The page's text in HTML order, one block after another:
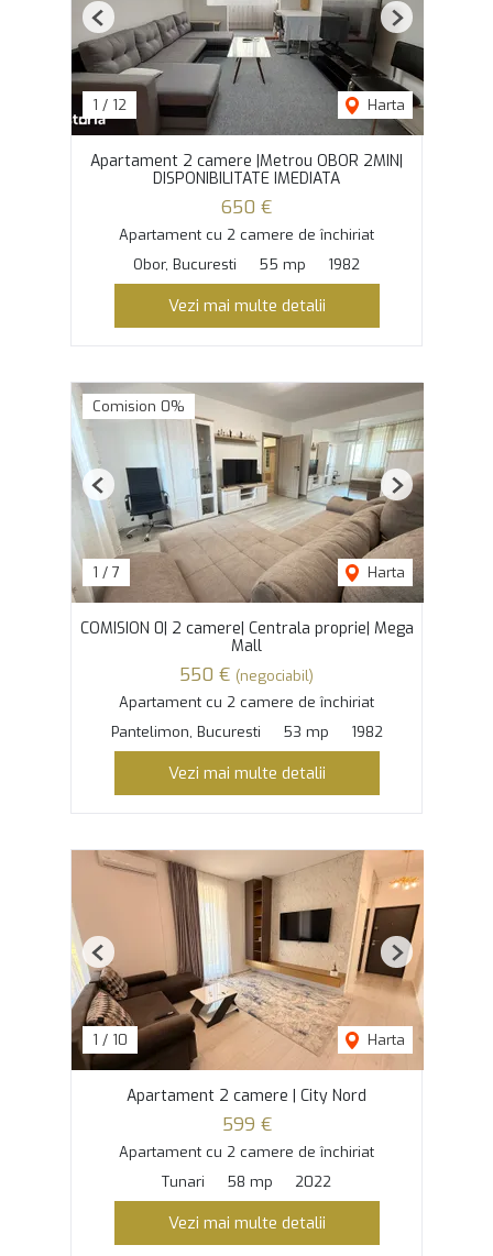
1 / 12 Harta
Previous Next
Apartament 2 camere |Metrou OBOR 2MIN|
DISPONIBILITATE IMEDIATA
650 €
Apartament cu 2 camere de închiriat
Obor, Bucuresti
55 mp 1982
Vezi mai multe detalii
Comision 0%
1 / 7 Harta
Previous Next
COMISION 0| 2 camere| Centrala proprie| Mega
Mall
550 € (negociabil)
Apartament cu 2 camere de închiriat
Pantelimon, Bucuresti
53 mp 1982
Vezi mai multe detalii
1 / 10 Harta
Previous Next
Apartament 2 camere | City Nord
599 €
Apartament cu 2 camere de închiriat
Tunari
58 mp 2022
Vezi mai multe detalii